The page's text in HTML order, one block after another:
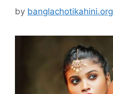
by banglachotikahini.org